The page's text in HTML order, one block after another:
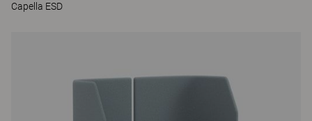
Capella ESD